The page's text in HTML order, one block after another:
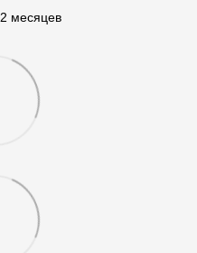
месяцев